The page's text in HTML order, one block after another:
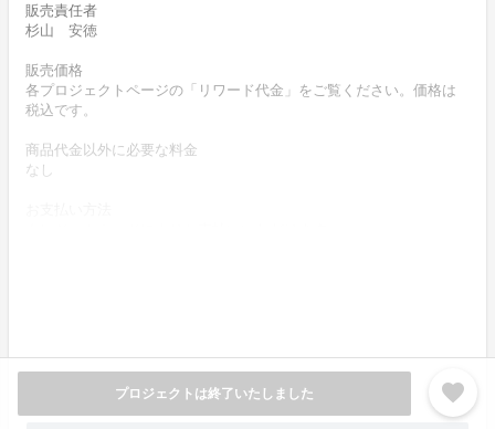
プロジェクトは終了いたしました favorite
販売責任者
杉山 安徳
販売価格
各プロジェクトページの「リワード代金」をご覧ください。価格は
税込です。
商品代金以外に必要な料金
なし
ージの記載をご確認ください。